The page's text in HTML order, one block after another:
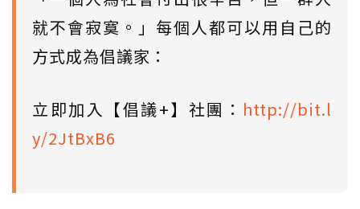
就不會寂寞。」每個人都可以用自己的
方式成為倡議家：
立即加入【倡議+】社團： http://bit.l
y/2JtBxB6